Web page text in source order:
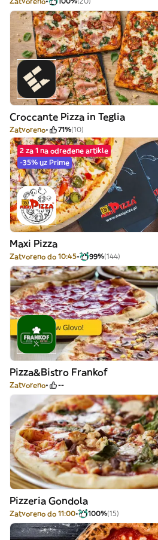
Croccante Pizza in Teglia
Zatvoreno 71%(10)
2 za 1 na određene artikle
-35% uz Prime
Maxi Pizza
Zatvoreno do 10:45 99%(144)
Pizza&Bistro Frankof
Zatvoreno --
Pizzeria Gondola
Zatvoreno do 11:00 100%(15)